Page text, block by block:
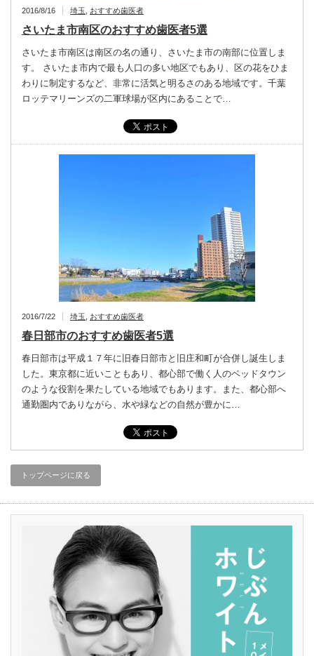
2016/8/16 埼玉 おすすめ歯医者
さいたま市南区のおすすめ歯医者5選
さいたま市南区は南区の名の通り、さいたま市の南部に位置しま
す。 さいたま市内で最も人口の多い地区でもあり、区の花をひま
わりに制定するなど、非常に活気と明るさのある地域です。千葉
ロッテマリーンズの二軍球場が区内にあることで…
2016/7/22 埼玉 おすすめ歯医者
春日部市のおすすめ歯医者5選
春日部市は平成１７年に旧春日部市と旧庄和町が合併し誕生しま
した。東京都に近いこともあり、都心部で働く人のベッドタウン
のような役割を果たしている地域でもあります。また、都心部へ
通勤圏内でありながら、水や緑などの自然が豊かに…
トップページに戻る